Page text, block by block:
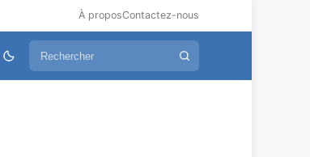
À proposContactez-nous